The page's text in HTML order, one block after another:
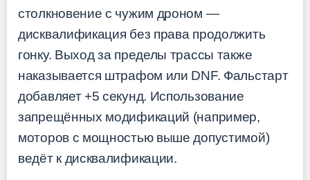
столкновение с чужим дроном —
дисквалификация без права продолжить
гонку. Выход за пределы трассы также
наказывается штрафом или DNF. Фальстарт
добавляет +5 секунд. Использование
запрещённых модификаций (например,
моторов с мощностью выше допустимой)
ведёт к дисквалификации.